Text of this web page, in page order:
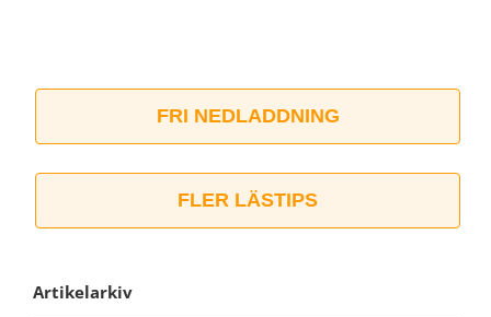
FRI NEDLADDNING
FLER LÄSTIPS
Artikelarkiv